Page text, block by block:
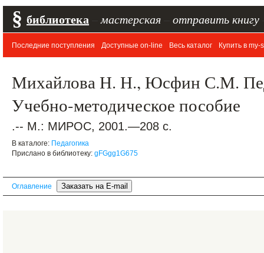
§ библиотека мастерская отправить книгу
Последние поступления Доступные on-line Весь каталог Купить в my-
Михайлова Н. Н., Юсфин С.М.
Учебно-методическое пособие
.-- М.: МИРОС, 2001.—208 с.
В каталоге: Педагогика
Прислано в библиотеку: gFGgg1G675
Оглавление